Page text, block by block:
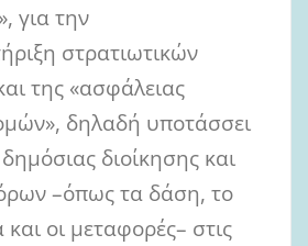
για την
στρατιωτικών
της «ασφάλειας
δηλαδή υποτάσσει
διοίκησης και
–όπως τα δάση, το
και οι μεταφορές– στις